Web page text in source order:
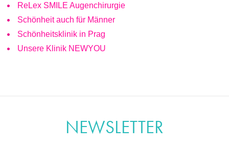
ReLex SMILE Augenchirurgie
Schönheit auch für Männer
Schönheitsklinik in Prag
Unsere Klinik NEWYOU
NEWSLETTER